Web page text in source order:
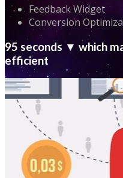
Feedback Widget
Conversion
95 seconds ▼ which
efficient